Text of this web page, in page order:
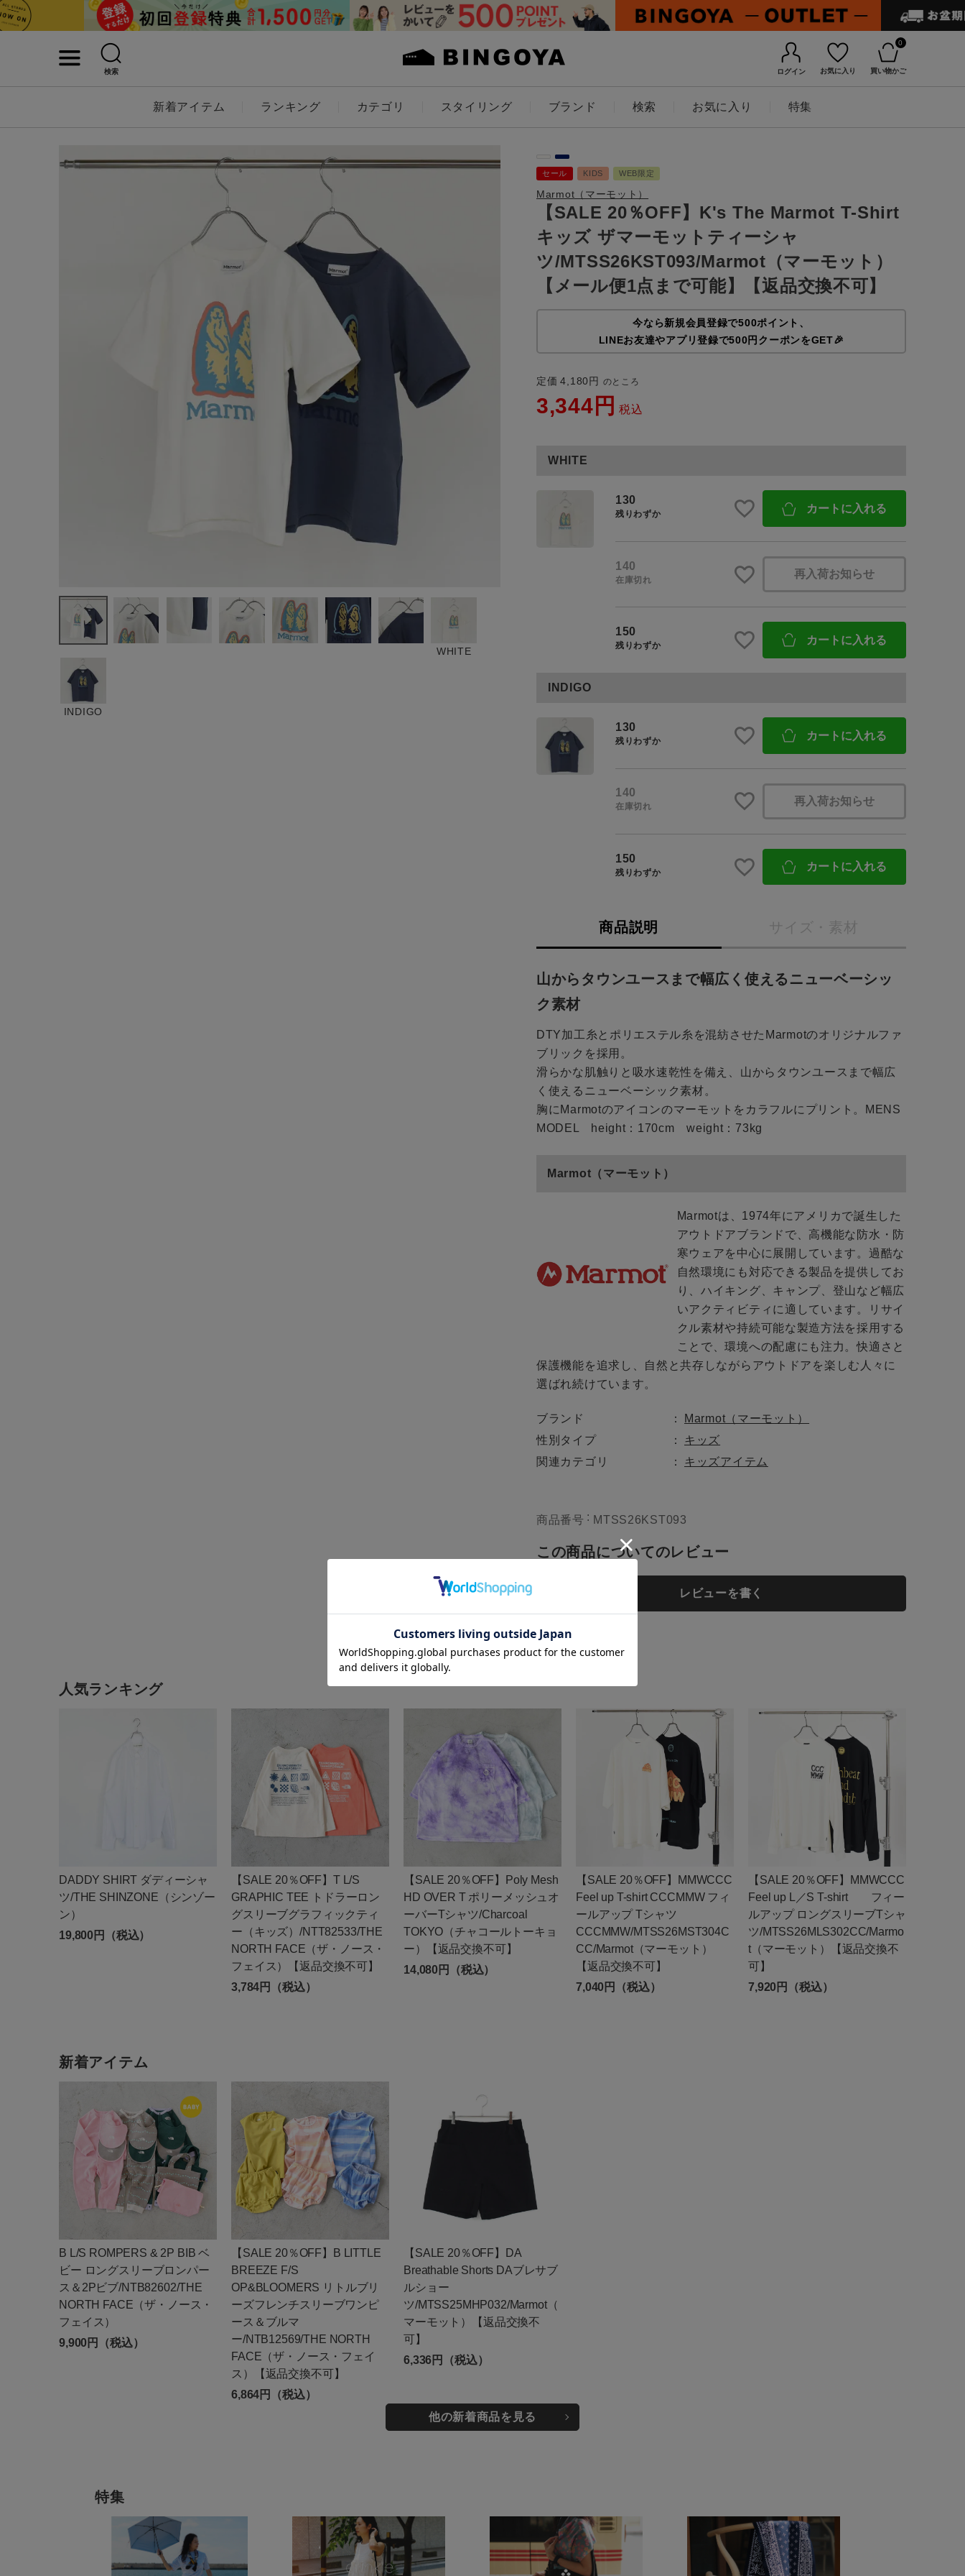
検索 ログイン お気に入り
0
買い物かご
新着アイテム ランキング カテゴリ スタイリング ブランド 検索 お気に入り 特集
アイテムを探す
ギフトカード
お知らせ・ご利用ガイド
お知らせ
無料公式アプリダウンロード
LADIES KIDS
カテゴリ
サイズ 通常商品
セール価格
在庫あり 在庫なし含む
close
カートに入れる
再入荷お知らせ
カートに入れる
130
残りわずか
再入荷お知らせ
150
残りわずか カートに入れる
WHITE
INDIGO
セール KIDS WEB限定
Marmot（マーモット）
【SALE 20％OFF】K's The Marmot T-Shirt
キッズ ザマーモットティーシャ
ツ/MTSS26KST093/Marmot（マーモット）
【メール便1点まで可能】【返品交換不可】
今なら新規会員登録で500ポイント、
LINEお友達やアプリ登録で500円クーポンをGET🎉
定価 4,180 のところ
3,344 税込
WHITE
130
残りわずか カートに入れる
140
在庫切れ 再入荷お知らせ
150
残りわずか カートに入れる
INDIGO
130
残りわずか カートに入れる
140
在庫切れ 再入荷お知らせ
150
残りわずか カートに入れる
商品説明 サイズ・素材
山からタウンユースまで幅広く使えるニューベーシッ
ク素材
DTY加工糸とポリエステル糸を混紡させたMarmotのオリジナルファ
ブリックを採用。
滑らかな肌触りと吸水速乾性を備え、山からタウンユースまで幅広
く使えるニューベーシック素材。
胸にMarmotのアイコンのマーモットをカラフルにプリント。MENS
MODEL height：170cm weight：73kg
Marmot（マーモット）
Marmotは、1974年にアメリカで誕生した
アウトドアブランドで、高機能な防水・防
寒ウェアを中心に展開しています。過酷な
自然環境にも対応できる製品を提供してお
り、ハイキング、キャンプ、登山など幅広
いアクティビティに適しています。リサイ
クル素材や持続可能な製造方法を採用する
ことで、環境への配慮にも注力。快適さと
保護機能を追求し、自然と共存しながらアウトドアを楽しむ人々に
選ばれ続けています。
ブランド
Marmot（マーモット）
性別タイプ
キッズ
関連カテゴリ
キッズアイテム
商品番号 MTSS26KST093
この商品についてのレビュー
レビューを書く
人気ランキング
DADDY SHIRT ダディーシャ
ツ/THE SHINZONE（シンゾー
ン）
19,800円（税込）
【SALE 20％OFF】T L/S
GRAPHIC TEE トドラーロン
グスリーブグラフィックティ
ー（キッズ）/NTT82533/THE
NORTH FACE（ザ・ノース・
フェイス）【返品交換不可】
3,784円（税込）
【SALE 20％OFF】Poly Mesh
HD OVER T ポリーメッシュオ
ーバーTシャツ/Charcoal
TOKYO（チャコールトーキョ
ー）【返品交換不可】
14,080円（税込）
【SALE 20％OFF】MMWCCC
Feel up T-shirt CCCMMW フィ
ールアップ Tシャツ
CCCMMW/MTSS26MST304C
CC/Marmot（マーモット）
【返品交換不可】
7,040円（税込）
【SALE 20％OFF】MMWCCC
Feel up L／S T-shirt フィー
ルアップ ロングスリーブTシャ
ツ/MTSS26MLS302CC/Marmo
t（マーモット）【返品交換不
可】
7,920円（税込）
新着アイテム
B L/S ROMPERS & 2P BIB ベ
ビー ロングスリーブロンパー
ス＆2Pビブ/NTB82602/THE
NORTH FACE（ザ・ノース・
フェイス）
9,900円（税込）
【SALE 20％OFF】B LITTLE
BREEZE F/S
OP&BLOOMERS リトルブリ
ーズフレンチスリーブワンピ
ース＆ブルマ
ー/NTB12569/THE NORTH
FACE（ザ・ノース・フェイ
ス）【返品交換不可】
6,864円（税込）
【SALE 20％OFF】DA
Breathable Shorts DAブレサブ
ルショー
ツ/MTSS25MHP032/Marmot（
マーモット）【返品交換不
可】
6,336円（税込）
他の新着商品を見る
特集